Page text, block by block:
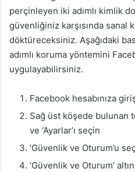
perçinleyen iki adımlı kimlik
güvenliğiniz karşısında sanal
döktüreceksiniz. Aşağıdaki
adımlı koruma yöntemini
uygulayabilirsiniz.
Facebook hesabınıza
Sağ üst köşede bulunan
ve ‘Ayarlar’ı seçin
‘Güvenlik ve Oturum’u
‘Güvenlik ve Oturum’